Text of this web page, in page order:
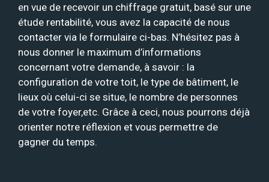
en vue de recevoir un chiffrage gratuit, basé sur une
étude rentabilité, vous avez la capacité de nous
contacter via le formulaire ci-bas. N’hésitez pas à
nous donner le maximum d’informations
concernant votre demande, à savoir : la
configuration de votre toit, le type de bâtiment, le
lieux où celui-ci se situe, le nombre de personnes
de votre foyer,etc. Grâce à ceci, nous pourrons déjà
orienter notre réflexion et vous permettre de
gagner du temps.